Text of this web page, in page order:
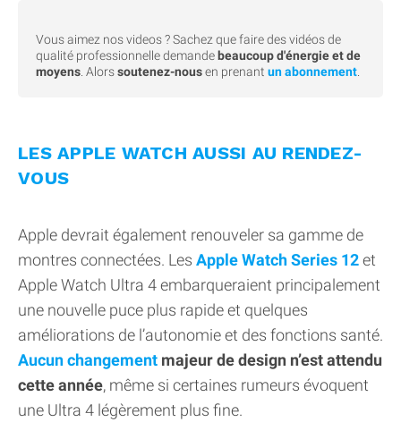
Vous aimez nos videos ? Sachez que faire des vidéos de
qualité professionnelle demande beaucoup d'énergie et de
moyens. Alorssoutenez-nousen prenant un abonnement.
LES APPLE WATCH AUSSI AU RENDEZ-
VOUS
Apple devrait également renouveler sa gamme de
montres connectées. Les Apple Watch Series 12et
Apple Watch Ultra 4 embarqueraient principalement
une nouvelle puce plus rapide et quelques
améliorations de l’autonomie et des fonctions santé.
Aucun changement majeur de design n’est attendu
cette année, même si certaines rumeurs évoquent
une Ultra 4 légèrement plus fine.